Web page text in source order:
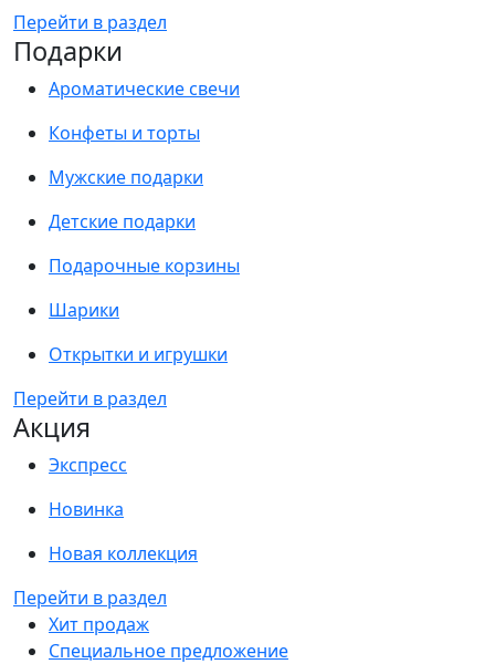
Перейти в раздел
Подарки
Ароматические свечи
Конфеты и торты
Мужские подарки
Детские подарки
Подарочные корзины
Шарики
Открытки и игрушки
Перейти в раздел
Акция
Экспресс
Новинка
Новая коллекция
Перейти в раздел
Хит продаж
Специальное предложение